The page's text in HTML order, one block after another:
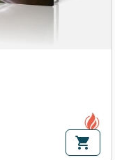
shopping_cart